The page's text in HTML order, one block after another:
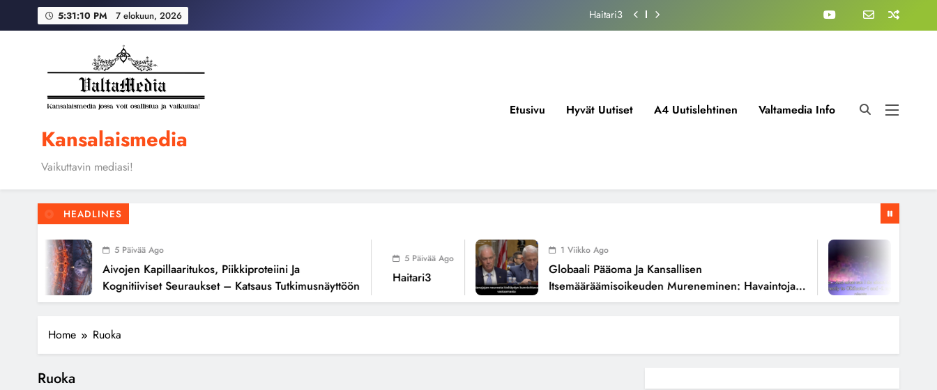
5:31:11 PM 7 elokuun, 2026 Globaali pääoma ja kansallisen itsemääräämisoikeuden mureneminen: Havaintoja järjestelmän
Haitari3
Kansalaismedia
Vaikuttavin mediasi!
Etusivu Hyvät Uutiset A4 Uutislehtinen Valtamedia Info
HEADLINES
5 Päivää Ago
Aivojen Kapillaaritukos, Piikkiproteiini Ja
Kognitiiviset Seuraukset – Katsaus Tutkimusnäyttöön
5 Päivää Ago
Haitari3
1 Viikko Ago
Globaali Pääoma Ja Kansallisen
Itsemääräämisoikeuden Mureneminen: Havaintoja
Järjestelmän Valuvioista
Home Ruoka
Ruoka